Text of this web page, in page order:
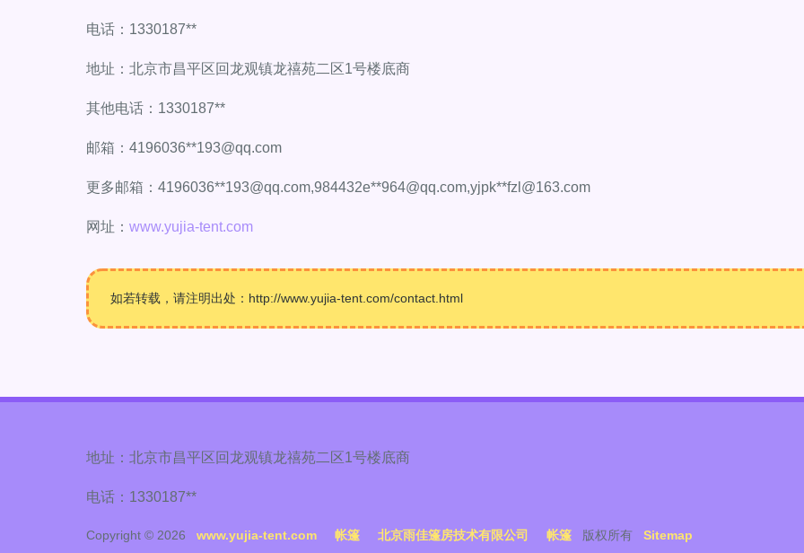
电话：1330187**
地址：北京市昌平区回龙观镇龙禧苑二区1号楼底商
其他电话：1330187**
邮箱：4196036**193@qq.com
更多邮箱：4196036**193@qq.com,984432e**964@qq.com,yjpk**fzl@163.com
网址： www.yujia-tent.com
如若转载，请注明出处：http://www.yujia-tent.com/contact.html
地址：北京市昌平区回龙观镇龙禧苑二区1号楼底商
电话：1330187**
Copyright © 2026 www.yujia-tent.com 帐篷 北京雨佳篷房技术有限公司 帐篷 版权所有 Sitemap